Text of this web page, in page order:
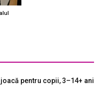
pentru copii, 3–14+ ani